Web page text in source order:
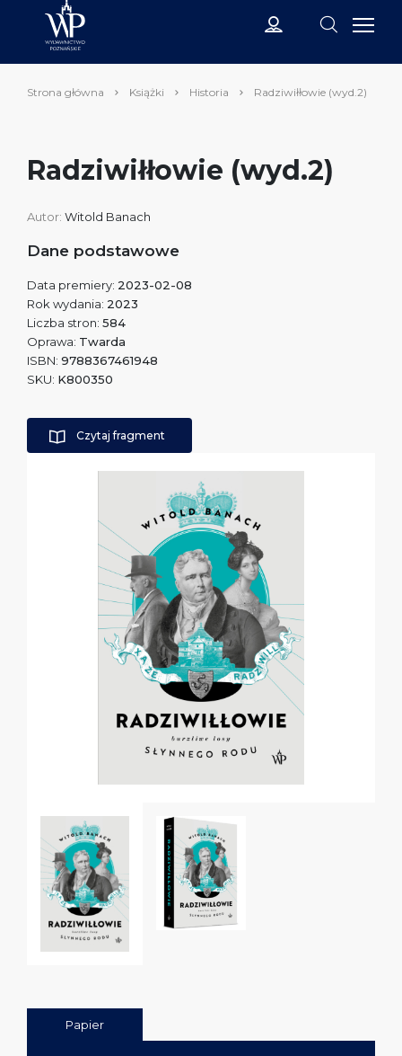
Strona główna Książki Historia Radziwiłłowie (wyd.2)
Radziwiłłowie (wyd.2)
Autor: Witold Banach
Dane podstawowe
Data premiery: 2023-02-08
Rok wydania: 2023
Liczba stron: 584
Oprawa: Twarda
ISBN: 9788367461948
SKU: K800350
Czytaj fragment
Papier